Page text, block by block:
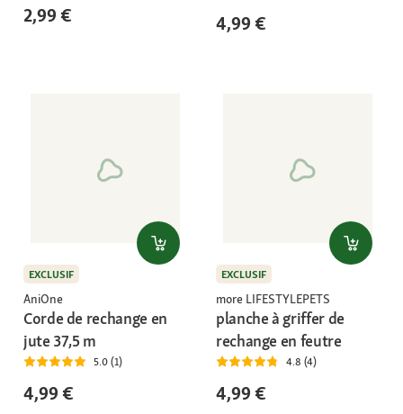
2,99 € 4,99 €
EXCLUSIF
AniOne
Corde de rechange en
jute 37,5 m
5.0 (1)
4,99 €
EXCLUSIF
more LIFESTYLEPETS
planche à griffer de
rechange en feutre
4.8 (4)
4,99 €